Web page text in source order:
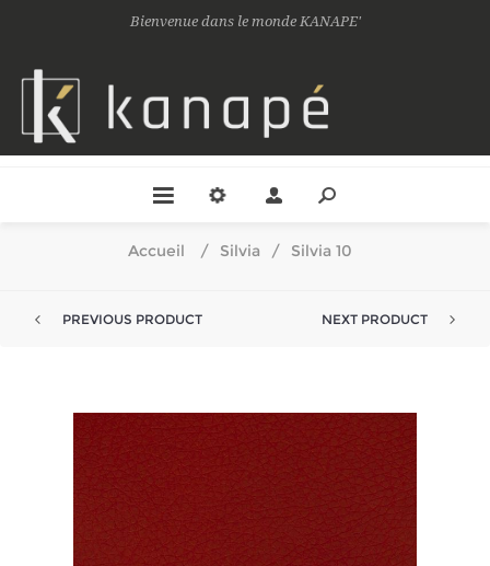
Bienvenue dans le monde KANAPE'
Accueil / Silvia / Silvia 10
PREVIOUS PRODUCT NEXT PRODUCT